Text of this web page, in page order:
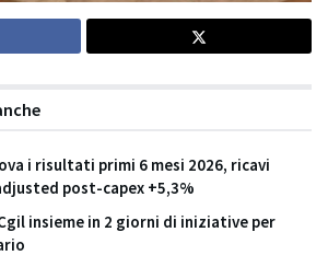
i risultati primi 6 mesi 2026, ricavi
post-capex +5,3%
insieme in 2 giorni di iniziative per